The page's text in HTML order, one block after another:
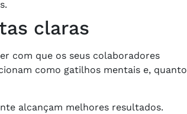
claras
com que os seus colaboradores
como gatilhos mentais e, quanto
alcançam melhores resultados.